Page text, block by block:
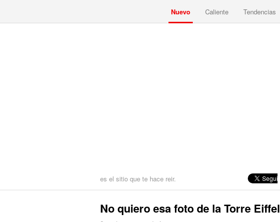
Nuevo Caliente Tendencias
es el sitio que te hace reir.
No quiero esa foto de la Torre Eiffel